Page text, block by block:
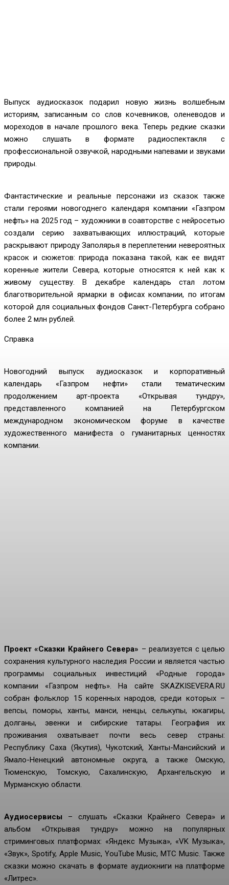
Выпуск аудиосказок подарил новую жизнь волшебным
историям, записанным со слов кочевников, оленеводов и
мореходов в начале прошлого века. Теперь редкие сказки
можно слушать в формате радиоспектакля с
профессиональной озвучкой, народными напевами и звуками
природы.
Фантастические и реальные персонажи из сказок также
стали героями новогоднего календаря компании «Газпром
нефть» на 2025 год – художники в соавторстве с нейросетью
создали серию захватывающих иллюстраций, которые
раскрывают природу Заполярья в переплетении невероятных
красок и сюжетов: природа показана такой, как ее видят
коренные жители Севера, которые относятся к ней как к
живому существу. В декабре календарь стал лотом
благотворительной ярмарки в офисах компании, по итогам
которой для социальных фондов Санкт-Петербурга собрано
более 2 млн рублей.
Справка
Новогодний выпуск аудиосказок и корпоративный
календарь «Газпром нефти» стали тематическим
продолжением арт-проекта «Открывая тундру»,
представленного компанией на Петербургском
международном экономическом форуме в качестве
художественного манифеста о гуманитарных ценностях
компании.
Проект «Сказки Крайнего Севера» – реализуется с целью
сохранения культурного наследия России и является частью
программы социальных инвестиций «Родные города»
компании «Газпром нефть». На сайте SKAZKISEVERA.RU
собран фольклор 15 коренных народов, среди которых –
вепсы, поморы, ханты, манси, ненцы, селькупы, юкагиры,
долганы, эвенки и сибирские татары. География их
проживания охватывает почти весь север страны:
Республику Саха (Якутия), Чукотский, Ханты-Мансийский и
Ямало-Ненецкий автономные округа, а также Омскую,
Тюменскую, Томскую, Сахалинскую, Архангельскую и
Мурманскую области.
Аудиосервисы – слушать «Сказки Крайнего Севера» и
альбом «Открывая тундру» можно на популярных
стриминговых платформах: «Яндекс Музыка», «VK Музыка»,
«Звук», Spotify, Apple Music, YouTube Music, МТС Music. Также
сказки можно скачать в формате аудиокниги на платформе
«Литрес».